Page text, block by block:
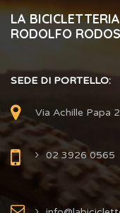
LA
RODOLFO
SEDE DI PORTELLO:
Via Achille Papa
02 3926 0565